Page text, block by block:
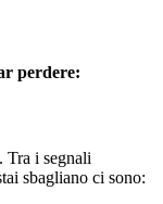
perdere:
Tra i segnali
sbagliano ci sono: